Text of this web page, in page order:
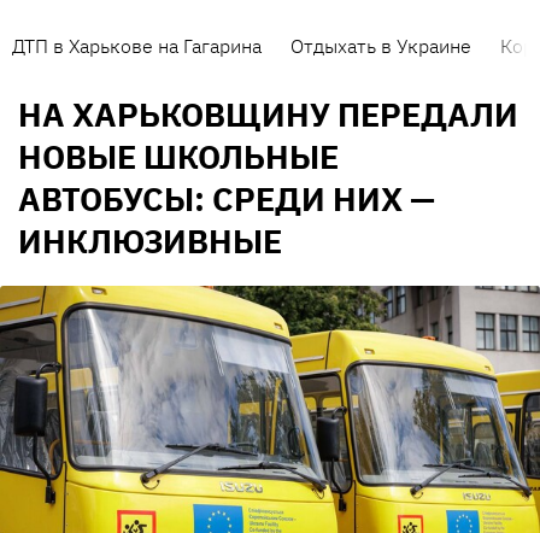
ДТП в Харькове на Гагарина Отдыхать в Украине
НА ХАРЬКОВЩИНУ ПЕРЕДАЛИ
НОВЫЕ ШКОЛЬНЫЕ
АВТОБУСЫ: СРЕДИ НИХ —
ИНКЛЮЗИВНЫЕ